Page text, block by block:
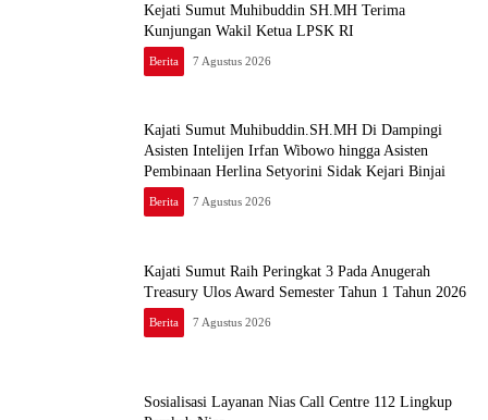
Kejati Sumut Muhibuddin SH.MH Terima
Kunjungan Wakil Ketua LPSK RI
Berita 7 Agustus 2026
Kajati Sumut Muhibuddin.SH.MH Di Dampingi
Asisten Intelijen Irfan Wibowo hingga Asisten
Pembinaan Herlina Setyorini Sidak Kejari Binjai
Berita 7 Agustus 2026
Kajati Sumut Raih Peringkat 3 Pada Anugerah
Treasury Ulos Award Semester Tahun 1 Tahun 2026
Berita 7 Agustus 2026
Sosialisasi Layanan Nias Call Centre 112 Lingkup